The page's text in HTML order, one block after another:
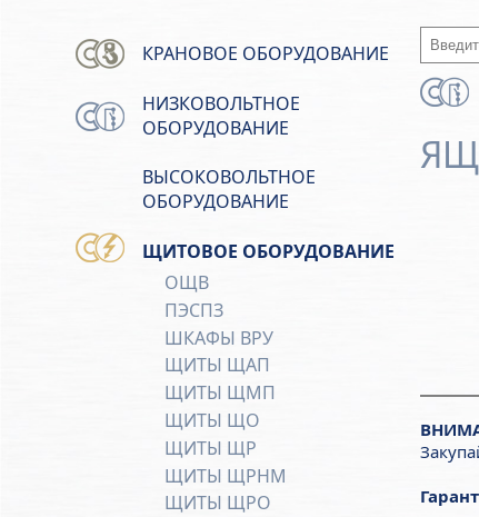
КРАНОВОЕ ОБОРУДОВАНИЕ
НИЗКОВОЛЬТНОЕ
ОБОРУДОВАНИЕ
ВЫСОКОВОЛЬТНОЕ
ОБОРУДОВАНИЕ
ЩИТОВОЕ ОБОРУДОВАНИЕ
ОЩВ
ПЭСПЗ
ШКАФЫ ВРУ
ЩИТЫ ЩАП
ЩИТЫ ЩМП
ЩИТЫ ЩО
ЩИТЫ ЩР
ЩИТЫ ЩРНМ
ЩИТЫ ЩРО